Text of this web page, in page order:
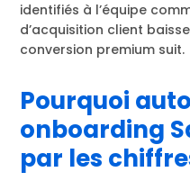
identifiés à l’équipe
d’acquisition client
conversion premium suit.
Pourquoi
onboarding
par les